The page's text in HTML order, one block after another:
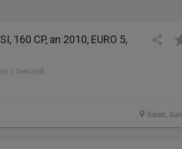
160 CP, an 2010, EURO 5,
| benzină
Galati,